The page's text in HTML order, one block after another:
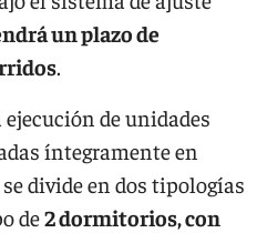
un plazo de
.
de unidades
íntegramente en
divide en dos tipologías
de2 dormitorios, con